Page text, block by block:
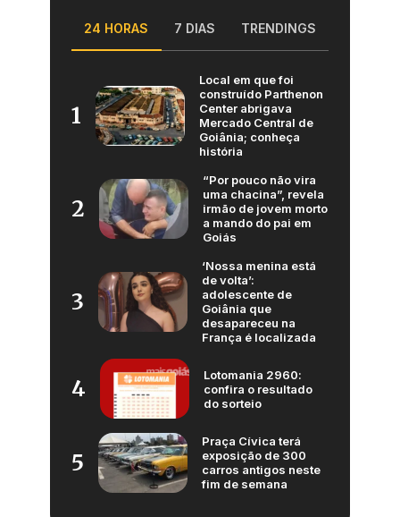
24 HORAS 7 DIAS TRENDINGS
1
Local em que foi
construído Parthenon
Center abrigava
Mercado Central de
Goiânia; conheça
história
2
“Por pouco não vira
uma chacina”, revela
irmão de jovem morto
a mando do pai em
Goiás
3
‘Nossa menina está
de volta’:
adolescente de
Goiânia que
desapareceu na
França é localizada
4
Lotomania 2960:
confira o resultado
do sorteio
5
Praça Cívica terá
exposição de 300
carros antigos neste
fim de semana